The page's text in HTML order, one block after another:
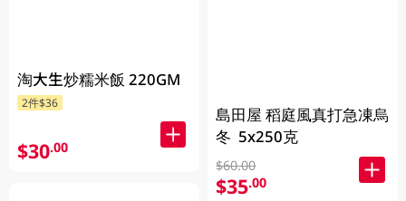
淘大生炒糯米飯 220GM
2件$36
$30.00
島田屋 稻庭風真打急凍烏
冬 5x250克
$60.00
$35.00